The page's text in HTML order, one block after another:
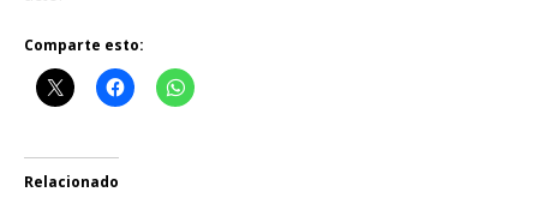
Comparte esto:
Relacionado